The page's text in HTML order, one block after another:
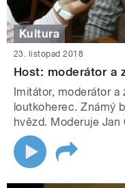
Kultura
23. listopad 2018
Host: moderátor a
Imitátor, moderátor a
loutkoherec. Známý
hvězd. Moderuje Jan